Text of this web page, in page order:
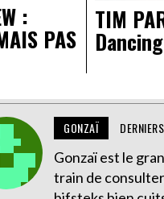
:
PAS
TIM
GONZAÏ
Gonzaï est le
train de